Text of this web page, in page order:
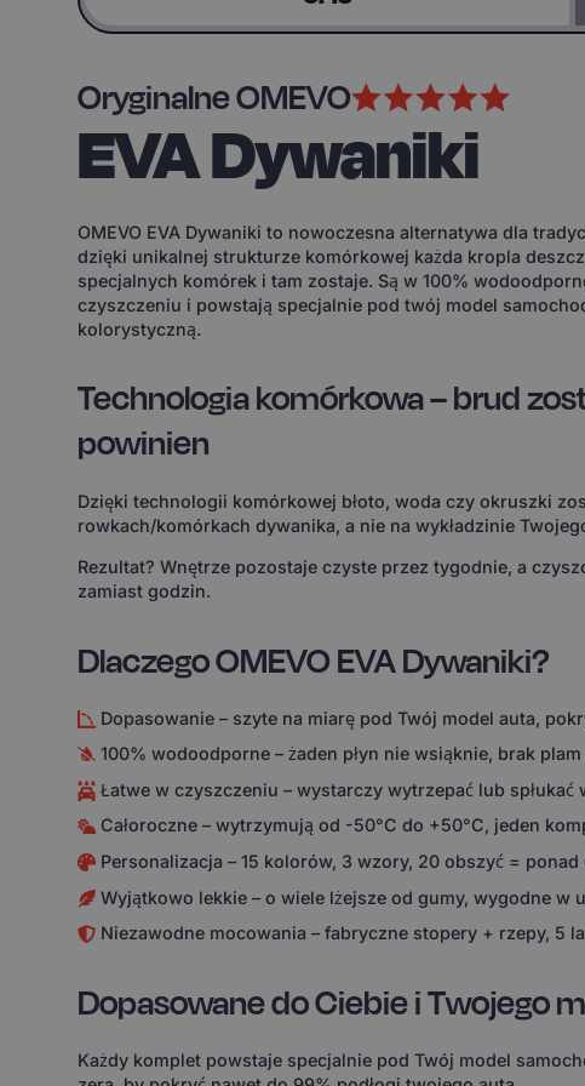
Oryginalne OMEVO
EVA Dywaniki
OMEVO EVA Dywaniki to nowoczesna alternatywa dla
dzięki unikalnej strukturze komórkowej każda kropla
specjalnych komórek i tam zostaje. Są w 100%
czyszczeniu i powstają specjalnie pod twój model
kolorystyczną.
Technologia komórkowa – brud
powinien
Dzięki technologii komórkowej błoto, woda czy okruszki
rowkach/komórkach dywanika, a nie na wykładzinie
Rezultat? Wnętrze pozostaje czyste przez tygodnie, a
zamiast godzin.
Dlaczego OMEVO EVA Dywaniki?
Dopasowanie – szyte na miarę pod Twój model auta,
100% wodoodporne – żaden płyn nie wsiąknie, brak
Łatwe w czyszczeniu – wystarczy wytrzepać lub
Całoroczne – wytrzymują od -50°C do +50°C, jeden
Personalizacja – 15 kolorów, 3 wzory, 20 obszyć =
Wyjątkowo lekkie – o wiele lżejsze od gumy, wygodne w
Niezawodne mocowania – fabryczne stopery + rzepy, 5
Dopasowane do Ciebie i Twojego
Każdy komplet powstaje specjalnie pod Twój model